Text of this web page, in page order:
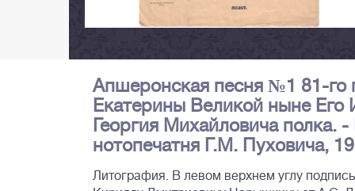
Апшеронская песня №1 81-го
Екатерины Великой ныне Его
Георгия Михайловича полка.
нотопечатня Г.М. Пуховича,
Литография. В левом верхнем углу